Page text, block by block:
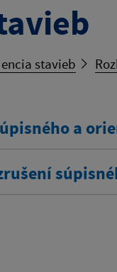
stavieb
a